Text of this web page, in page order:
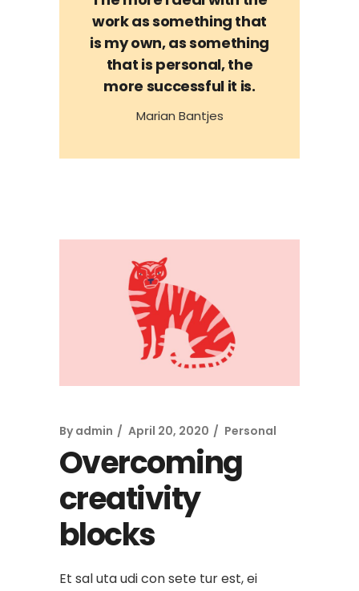
work as something that
is my own, as something
that is personal, the
more successful it is.
Marian Bantjes
By admin April 20, 2020 Personal
Overcoming
creativity
blocks
Et sal uta udi con sete tur est, ei